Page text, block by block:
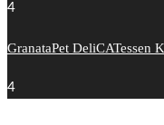
4
GranataPet DeliCATessen
4